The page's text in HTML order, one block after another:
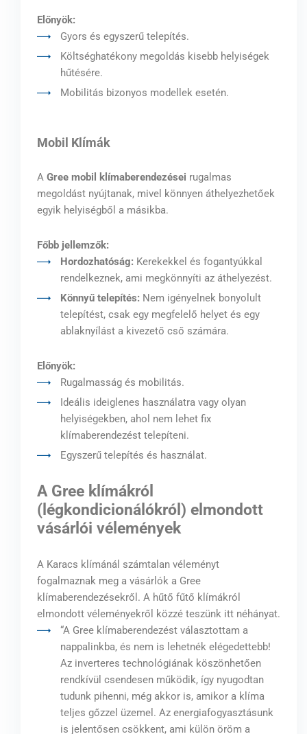
Előnyök:
Gyors és egyszerű telepítés.
Költséghatékony megoldás kisebb helyiségek
hűtésére.
Mobilitás bizonyos modellek esetén.
Mobil Klímák
A Gree mobil klímaberendezései rugalmas
megoldást nyújtanak, mivel könnyen áthelyezhetőek
egyik helyiségből a másikba.
Főbb jellemzők:
Hordozhatóság: Kerekekkel és fogantyúkkal
rendelkeznek, ami megkönnyíti az áthelyezést.
Könnyű telepítés: Nem igényelnek bonyolult
telepítést, csak egy megfelelő helyet és egy
ablaknyílást a kivezető cső számára.
Előnyök:
Rugalmasság és mobilitás.
Ideális ideiglenes használatra vagy olyan
helyiségekben, ahol nem lehet fix
klímaberendezést telepíteni.
Egyszerű telepítés és használat.
A Gree klímákról
(légkondicionálókról) elmondott
vásárlói vélemények
A Karacs klímánál számtalan véleményt
fogalmaznak meg a vásárlók a Gree
klímaberendezésekről. A hűtő fűtő klímákról
elmondott véleményekről közzé teszünk itt néhányat.
“A Gree klímaberendezést választottam a
nappalinkba, és nem is lehetnék elégedettebb!
Az inverteres technológiának köszönhetően
rendkívül csendesen működik, így nyugodtan
tudunk pihenni, még akkor is, amikor a klíma
teljes gőzzel üzemel. Az energiafogyasztásunk
is jelentősen csökkent, ami külön öröm a